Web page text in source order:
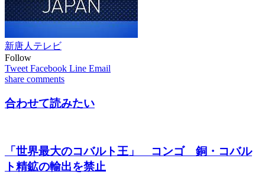
新唐人テレビ
Follow
Tweet Facebook Line Email
share comments
合わせて読みたい
「世界最大のコバルト王」 コンゴ 銅・コバル
ト精鉱の輸出を禁止